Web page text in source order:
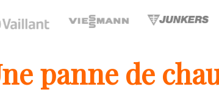
panne de